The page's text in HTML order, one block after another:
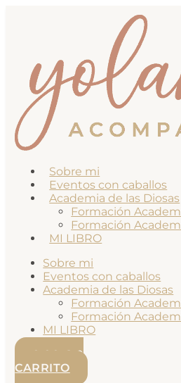
Sobre mi
Eventos con caballos
Academia de las Diosas
Formación
Formación
MI LIBRO
Sobre mi
Eventos con caballos
Academia de las Diosas
Formación
Formación
MI LIBRO
0.00
€
0
CARRITO